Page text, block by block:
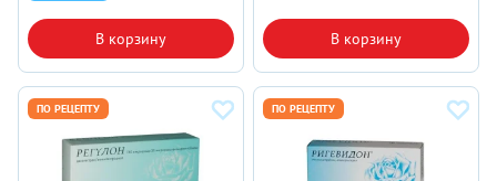
В корзину В корзину
ПО РЕЦЕПТУ ПО РЕЦЕПТУ